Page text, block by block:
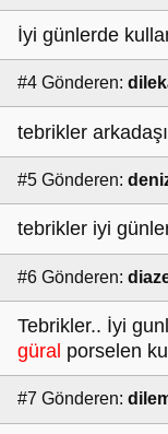
İyi günlerde
#4 Gönderen:
tebrikler
#5 Gönderen:
tebrikler iyi
#6 Gönderen:
Tebrikler.. İyi
güral porselen
#7 Gönderen: